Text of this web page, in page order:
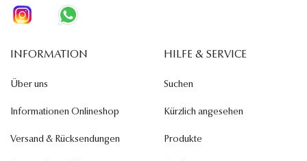
INFORMATION
Über uns
Informationen Onlineshop
Versand & Rücksendungen
HILFE & SERVICE
Suchen
Kürzlich angesehen
Produkte